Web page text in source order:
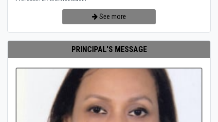
See more
PRINCIPAL'S MESSAGE